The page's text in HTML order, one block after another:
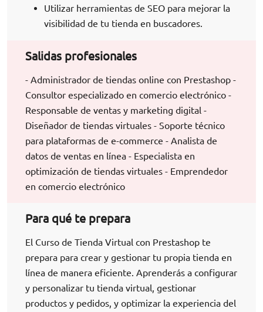
Utilizar herramientas de SEO para mejorar la
visibilidad de tu tienda en buscadores.
Salidas profesionales
- Administrador de tiendas online con Prestashop -
Consultor especializado en comercio electrónico -
Responsable de ventas y marketing digital -
Diseñador de tiendas virtuales - Soporte técnico
para plataformas de e-commerce - Analista de
datos de ventas en línea - Especialista en
optimización de tiendas virtuales - Emprendedor
en comercio electrónico
Para qué te prepara
El Curso de Tienda Virtual con Prestashop te
prepara para crear y gestionar tu propia tienda en
línea de manera eficiente. Aprenderás a configurar
y personalizar tu tienda virtual, gestionar
productos y pedidos, y optimizar la experiencia del